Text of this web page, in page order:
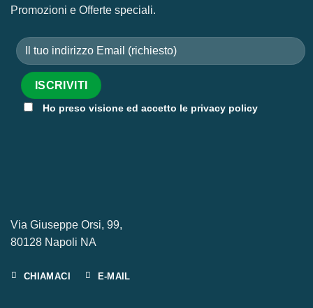
Promozioni e Offerte speciali.
Ho preso visione ed accetto le privacy policy
Via Giuseppe Orsi, 99,
80128 Napoli NA
CHIAMACI E-MAIL